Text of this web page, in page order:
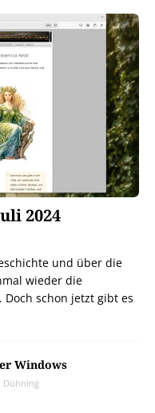
2024
und über die
wieder die
schon jetzt gibt es
Windows
Dühning